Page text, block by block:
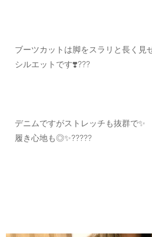
ブーツカットは脚をスラリと長く見
シルエットです❣️???
デニムですがストレッチも抜群で✨
履き心地も◎✨?????